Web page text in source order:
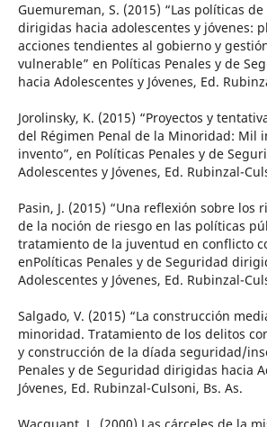
Guemureman, S. (2015) “Las políticas
dirigidas hacia adolescentes y jóvenes:
acciones tendientes al gobierno y
vulnerable” en Políticas Penales y de
hacia Adolescentes y Jóvenes, Ed.
Jorolinsky, K. (2015) “Proyectos y
del Régimen Penal de la Minoridad: Mil
invento”, en Políticas Penales y de
Adolescentes y Jóvenes, Ed. Rubinzal-
Pasin, J. (2015) “Una reflexión sobre los
de la noción de riesgo en las políticas
tratamiento de la juventud en conflicto
enPolíticas Penales y de Seguridad
Adolescentes y Jóvenes, Ed. Rubinzal-
Salgado, V. (2015) “La construcción
minoridad. Tratamiento de los delitos
y construcción de la díada seguridad/
Penales y de Seguridad dirigidas hacia
Jóvenes, Ed. Rubinzal-Culsoni, Bs. As.